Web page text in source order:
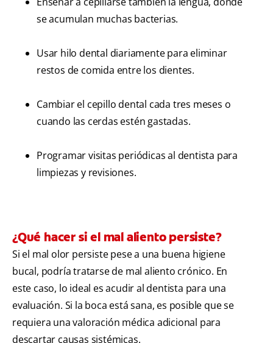
se acumulan muchas bacterias.
Usar hilo dental diariamente para eliminar
restos de comida entre los dientes.
Cambiar el cepillo dental cada tres meses o
cuando las cerdas estén gastadas.
Programar visitas periódicas al dentista para
limpiezas y revisiones.
¿Qué hacer si el mal aliento persiste?
Si el mal olor persiste pese a una buena higiene
bucal, podría tratarse de mal aliento crónico. En
este caso, lo ideal es acudir al dentista para una
evaluación. Si la boca está sana, es posible que se
requiera una valoración médica adicional para
descartar causas sistémicas.